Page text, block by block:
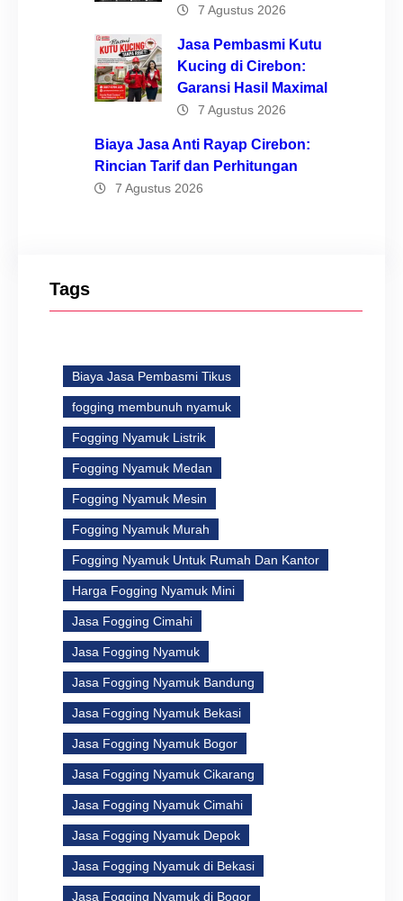
7 Agustus 2026
Jasa Pembasmi Kutu
Kucing di Cirebon:
Garansi Hasil Maximal
7 Agustus 2026
Biaya Jasa Anti Rayap Cirebon:
Rincian Tarif dan Perhitungan
7 Agustus 2026
Tags
Biaya Jasa Pembasmi Tikus
fogging membunuh nyamuk
Fogging Nyamuk Listrik
Fogging Nyamuk Medan
Fogging Nyamuk Mesin
Fogging Nyamuk Murah
Fogging Nyamuk Untuk Rumah Dan Kantor
Harga Fogging Nyamuk Mini
Jasa Fogging Cimahi
Jasa Fogging Nyamuk
Jasa Fogging Nyamuk Bandung
Jasa Fogging Nyamuk Bekasi
Jasa Fogging Nyamuk Bogor
Jasa Fogging Nyamuk Cikarang
Jasa Fogging Nyamuk Cimahi
Jasa Fogging Nyamuk Depok
Jasa Fogging Nyamuk di Bekasi
Jasa Fogging Nyamuk di Bogor